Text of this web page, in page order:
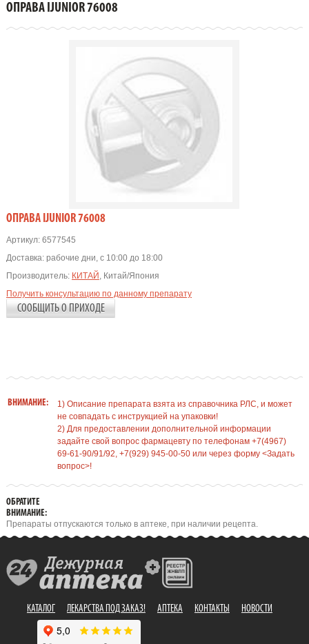
OПРАВА IJUNIOR 76008
OПРАВА IJUNIOR 76008
Артикул:6577545
Доставка: рабочие дни, с 10:00 до 18:00
Производитель: КИТАЙ , Китай/Япония
Получить консультацию по данному препарату
СООБЩИТЬ О ПРИХОДЕ
ВНИМАНИЕ:
1) Описание препарата взята из справочника РЛС, и может
не совпадать с инструкцией на упаковки!
2) Для предоставлении дополнительной информации
задайте свой вопрос фармацевту по телефонам +7(4967)
69-61-90/91/92, +7(929) 945-00-50 или через форму <Задать
вопрос>!
ОБРАТИТЕ
ВНИМАНИЕ:
Препараты отпускаются только в аптеке, при наличии рецепта.
КАТАЛОГ ЛЕКАРСТВА ПОД ЗАКАЗ! АПТЕКА КОНТАКТЫ НОВОСТИ